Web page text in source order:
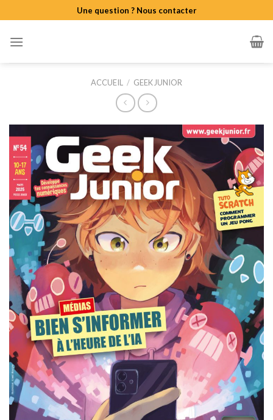
to
content
Une question ? Nous contacter
ACCUEIL / GEEK JUNIOR